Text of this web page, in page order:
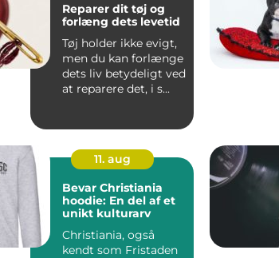
Reparer dit tøj og
forlæng dets levetid
Tøj holder ikke evigt,
men du kan forlænge
dets liv betydeligt ved
at reparere det, i s...
11. aug
Bevar Christiania
hoodie: En del af et
unikt kulturarv
Christiania, også
kendt som Fristaden